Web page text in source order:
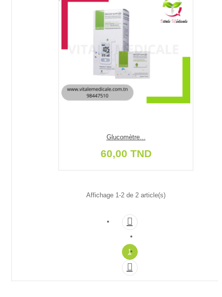
Glucomètre...
60,00 TND
Affichage 1-2 de 2 article(s)

1
